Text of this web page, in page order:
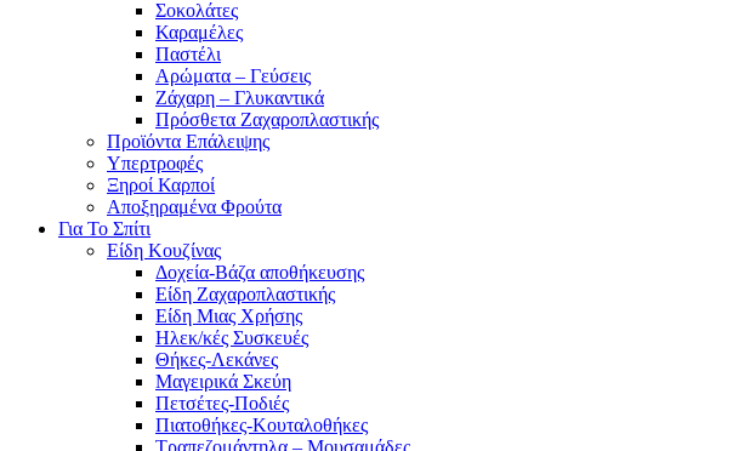
Σοκολάτες
Καραμέλες
Παστέλι
Αρώματα – Γεύσεις
Ζάχαρη – Γλυκαντικά
Πρόσθετα Ζαχαροπλαστικής
Προϊόντα Επάλειψης
Υπερτροφές
Ξηροί Καρποί
Αποξηραμένα Φρούτα
Για Το Σπίτι
Είδη Κουζίνας
Δοχεία-Βάζα αποθήκευσης
Είδη Ζαχαροπλαστικής
Είδη Μιας Χρήσης
Ηλεκ/κές Συσκευές
Θήκες-Λεκάνες
Μαγειρικά Σκεύη
Πετσέτες-Ποδιές
Πιατοθήκες-Κουταλοθήκες